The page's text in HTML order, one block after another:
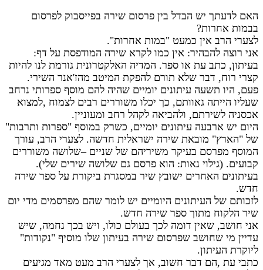
האם לדעתך יש הבדל בין פרסום שירה בפייסבוק לפרסום
בבמות אחרות?
לצערי הרב אין כמעט "במות אחרות".
אני רוצה להבהיר: אין כמו לקרא שירה המודפסת על דף:
בעיתון, כתב עת או ספר. המדיה האלקטרונית גורמת לנו להיות
קצרי רוח, דבר שלא תורם להפקת המיטב מהז'אנר השירי.
פעם, היו תשעה עיתונים יומיים שהיה להם מוסף ספרותי נרחב
שעליו הייתה גאוותם, כך יכלו משוררים רבים לצמוח ,למצוא
אכסניה לשירתם, ולהביאה לקהל רחב ומעוניין.
היום יש ארבעה עיתונים יומיים, כשרק במוסף "ספרות ותרבות"
של "הארץ" מובאת שירה ישראלית חדשה. לצערי הרב, עורך
המוסף מפרסם בעיקר משיריהם של שניים –שלושה משוררים
קבועים. (גילוי נאות: הוא פרסם גם שלושה שירים שלי).
בעיתונים האחרים ישובץ שיר במסגרת ביקורת על ספר שירה
חדש.
לזכותם של העיתונים היומיים יש לומר שהם מפרסמים מדי יום
שיר הלקוח מתוך ספר שירה חדש.
אני חושב, שאין דומה לכך בעולם כולו, ויש בכך נחמה, שיש
עדיין מי שחושב שפרסום שירה בעיתון שלו מוסיף "נקודות"
ליוקרת העיתון.
כתבי עת ,הם דבר חשוב, אך לצערי הרב מעט מאד מגיעים